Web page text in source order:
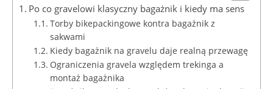
Po co gravelowi klasyczny bagażnik i kiedy ma sens
Torby bikepackingowe kontra bagażnik z
sakwami
Kiedy bagażnik na gravelu daje realną przewagę
Ograniczenia gravela względem trekinga a
montaż bagażnika